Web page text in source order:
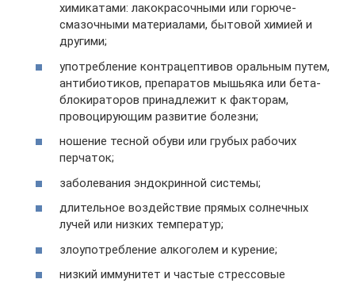
химикатами: лакокрасочными или горюче-
смазочными материалами, бытовой химией и
другими;
употребление контрацептивов оральным путем,
антибиотиков, препаратов мышьяка или бета-
блокираторов принадлежит к факторам,
провоцирующим развитие болезни;
ношение тесной обуви или грубых рабочих
перчаток;
заболевания эндокринной системы;
длительное воздействие прямых солнечных
лучей или низких температур;
злоупотребление алкоголем и курение;
низкий иммунитет и частые стрессовые